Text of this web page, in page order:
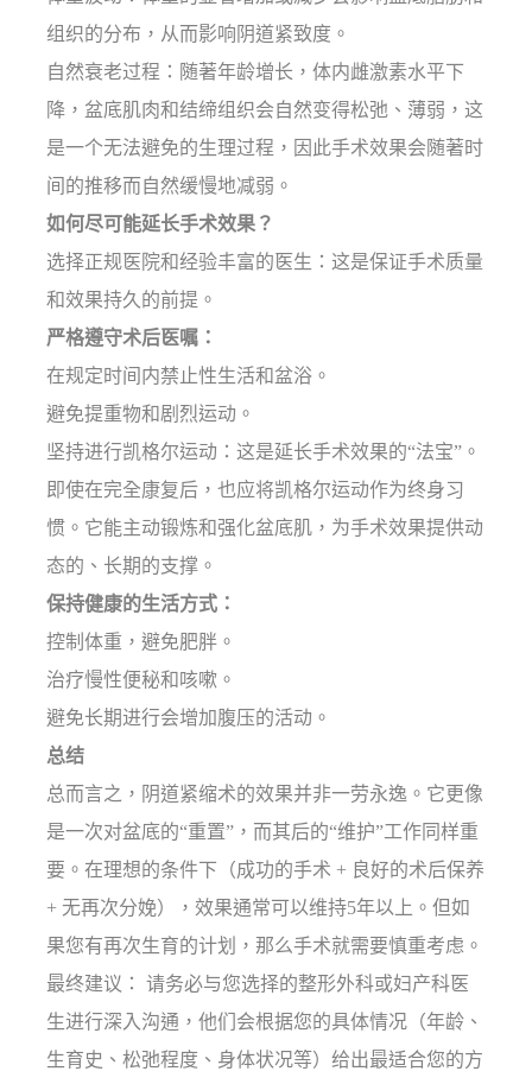
组织的分布，从而影响阴道紧致度。
自然衰老过程：随著年龄增长，体内雌激素水平下
降，盆底肌肉和结缔组织会自然变得松弛、薄弱，这
是一个无法避免的生理过程，因此手术效果会随著时
间的推移而自然缓慢地减弱。
如何尽可能延长手术效果？
选择正规医院和经验丰富的医生：这是保证手术质量
和效果持久的前提。
严格遵守术后医嘱：
在规定时间内禁止性生活和盆浴。
避免提重物和剧烈运动。
坚持进行凯格尔运动：这是延长手术效果的“法宝”。
即使在完全康复后，也应将凯格尔运动作为终身习
惯。它能主动锻炼和强化盆底肌，为手术效果提供动
态的、长期的支撑。
保持健康的生活方式：
控制体重，避免肥胖。
治疗慢性便秘和咳嗽。
避免长期进行会增加腹压的活动。
总结
总而言之，阴道紧缩术的效果并非一劳永逸。它更像
是一次对盆底的“重置”，而其后的“维护”工作同样重
要。在理想的条件下（成功的手术 + 良好的术后保养
+ 无再次分娩），效果通常可以维持5年以上。但如
果您有再次生育的计划，那么手术就需要慎重考虑。
最终建议： 请务必与您选择的整形外科或妇产科医
生进行深入沟通，他们会根据您的具体情况（年龄、
生育史、松弛程度、身体状况等）给出最适合您的方